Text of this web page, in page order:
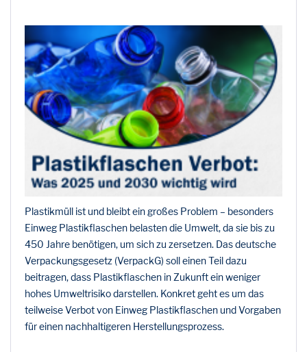
Plastikmüll ist und bleibt ein großes Problem – besonders
Einweg Plastikflaschen belasten die Umwelt, da sie bis zu
450 Jahre benötigen, um sich zu zersetzen. Das deutsche
Verpackungsgesetz (VerpackG) soll einen Teil dazu
beitragen, dass Plastikflaschen in Zukunft ein weniger
hohes Umweltrisiko darstellen. Konkret geht es um das
teilweise Verbot von Einweg Plastikflaschen und Vorgaben
für einen nachhaltigeren Herstellungsprozess.